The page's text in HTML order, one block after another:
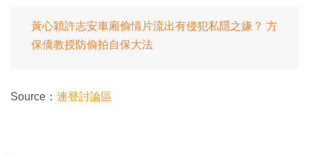
黃心穎許志安車廂偷情片流出有侵犯私隱之嫌？ 方
保僑教授防偷拍自保大法
Source： 連登討論區